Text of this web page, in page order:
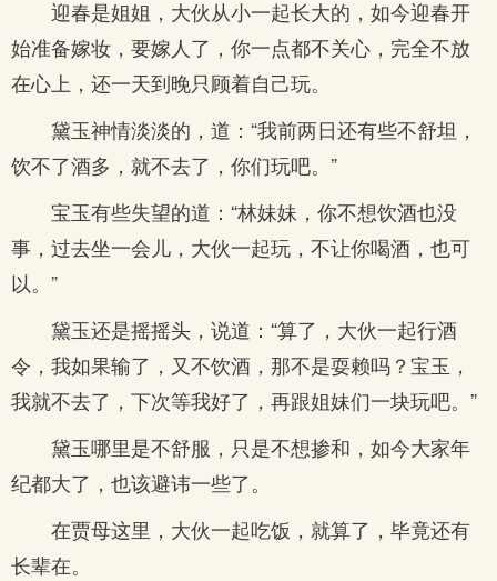
迎春是姐姐，大伙从小一起长大的，如今迎春开
始准备嫁妆，要嫁人了，你一点都不关心，完全不放
在心上，还一天到晚只顾着自己玩。
黛玉神情淡淡的，道：“我前两日还有些不舒坦，
饮不了酒多，就不去了，你们玩吧。”
宝玉有些失望的道：“林妹妹，你不想饮酒也没
事，过去坐一会儿，大伙一起玩，不让你喝酒，也可
以。”
黛玉还是摇摇头，说道：“算了，大伙一起行酒
令，我如果输了，又不饮酒，那不是耍赖吗？宝玉，
我就不去了，下次等我好了，再跟姐妹们一块玩吧。”
黛玉哪里是不舒服，只是不想掺和，如今大家年
纪都大了，也该避讳一些了。
在贾母这里，大伙一起吃饭，就算了，毕竟还有
长辈在。